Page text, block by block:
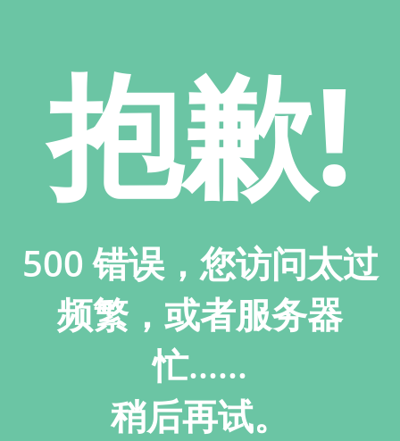
抱歉!
500 错误，您访问太过
频繁，或者服务器
忙......
稍后再试。